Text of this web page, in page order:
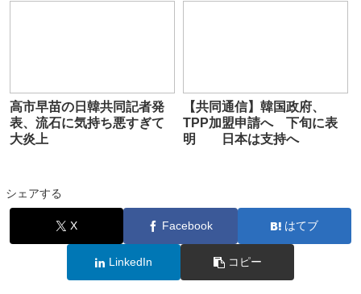
高市早苗の日韓共同記者発
表、流石に気持ち悪すぎて
大炎上
【共同通信】韓国政府、
TPP加盟申請へ 下旬に表
明 日本は支持へ
シェアする
X Facebook はてブ
LinkedIn コピー